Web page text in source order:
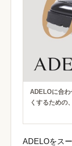
ADELOに合
くするための
ADELOをス